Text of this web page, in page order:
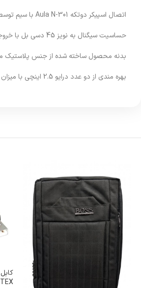
اتصال اسپیکر دوتکه Aula N-301 با سیم توسط کابل AUX متصل و تامین انرژی توسط کابل USB
حساسیت سیگنال به نویز 45 دسی بل با خروجی صدای شفاف و امپدانس 4 اهمی
بدنه محصول ساخته شده از جنس پلاستیک
بهره مندی از دو عدد درایو 2.5 اینچی با میزان توان خروجی کلی 6 وات و پاسخ فرکانسی در رنج داینامیکی 160 هرتز الی 20 کیلوهرتز